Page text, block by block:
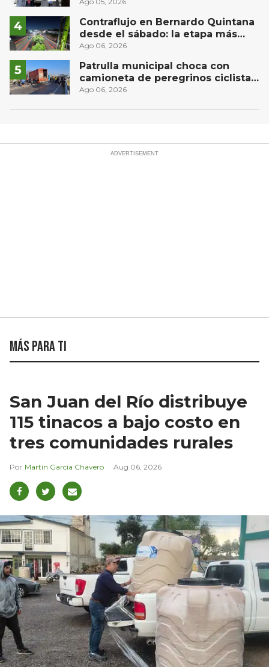
Privada del Bajío para recibir
Contraflujo en Bernardo Quintana
desde el sábado: la etapa más
compleja del operativo vial
Ago 06, 2026
Patrulla municipal choca con
camioneta de peregrinos ciclistas
en la autopista México-Querétaro
Ago 06, 2026
Más para ti
San Juan del Río distribuye
115 tinacos a bajo costo en
tres comunidades rurales
Martín García Chavero Aug 06, 2026